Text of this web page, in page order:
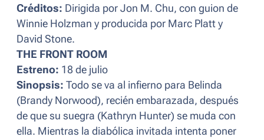
Créditos: Dirigida por Jon M. Chu, con guion de
Winnie Holzman y producida por Marc Platt y
David Stone.
THE FRONT ROOM
Estreno: 18 de julio
Sinopsis: Todo se va al infierno para Belinda
(Brandy Norwood), recién embarazada, después
de que su suegra (Kathryn Hunter) se muda con
ella. Mientras la diabólica invitada intenta poner